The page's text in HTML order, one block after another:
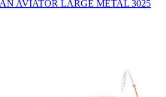
AVIATOR LARGE METAL 3025